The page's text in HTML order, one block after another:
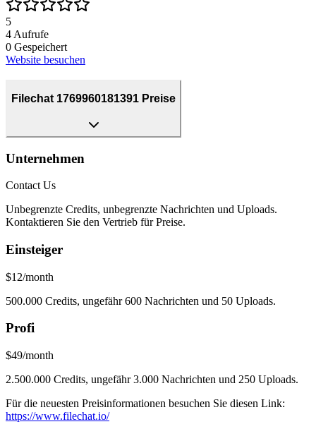
5
4 Aufrufe
0 Gespeichert
Website besuchen
Filechat 1769960181391 Preise
Unternehmen
Contact Us
Unbegrenzte Credits, unbegrenzte Nachrichten und Uploads.
Kontaktieren Sie den Vertrieb für Preise.
Einsteiger
$12/month
500.000 Credits, ungefähr 600 Nachrichten und 50 Uploads.
Profi
$49/month
2.500.000 Credits, ungefähr 3.000 Nachrichten und 250 Uploads.
Für die neuesten Preisinformationen besuchen Sie diesen Link:
https://www.filechat.io/